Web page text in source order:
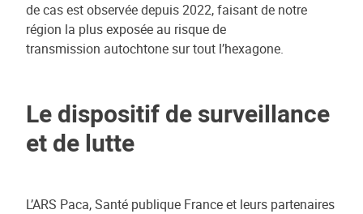
de cas est observée depuis 2022, faisant de notre
région la plus exposée au risque de
transmission autochtone sur tout l’hexagone.
Le dispositif de surveillance
et de lutte
L’ARS Paca, Santé publique France et leurs partenaires